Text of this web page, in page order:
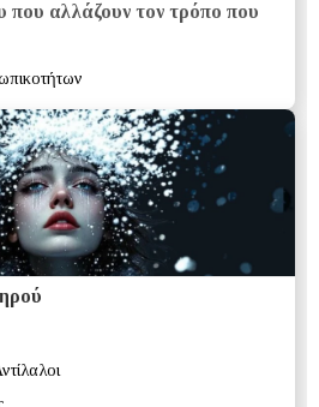
που αλλάζουν τον τρόπο που